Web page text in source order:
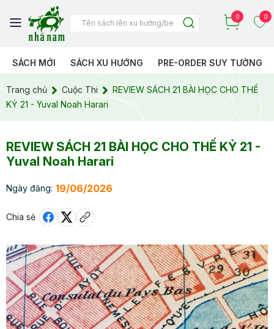
0 0
SÁCH MỚI SÁCH XU HƯỚNG PRE-ORDER SUY TƯỞNG
Trang chủ Cuộc Thi
REVIEW SÁCH 21 BÀI HỌC CHO THẾ
KỶ 21 - Yuval Noah Harari
REVIEW SÁCH 21 BÀI HỌC CHO THẾ KỶ 21 -
Yuval Noah Harari
Ngày đăng: 19/06/2026
Chia sẻ